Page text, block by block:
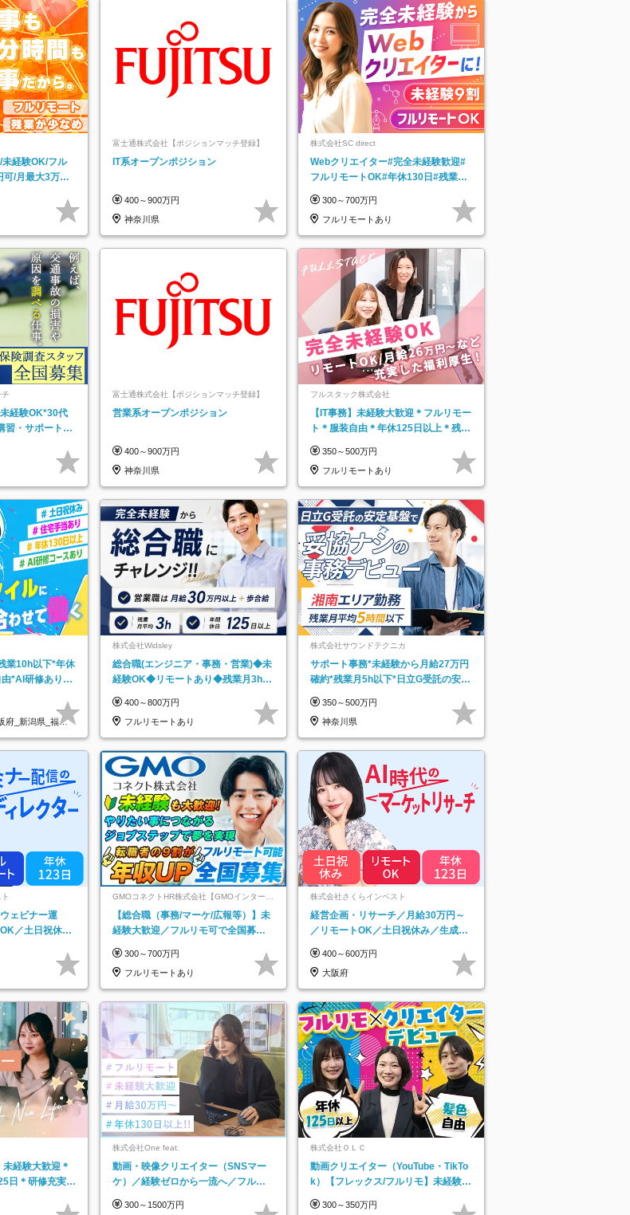
経験OK/フル
可/月最大3万の
富士通株式会社【ポジションマッチ登録】
IT系オープンポジション
400～900万円
神奈川県
株式会社SC direct
Webクリエイター#完全未経験歓迎#
フルリモートOK#年休130日#残業月
300～700万円
フルリモートあり
経験OK*30代
習・サポートあ
富士通株式会社【ポジションマッチ登録】
営業系オープンポジション
400～900万円
神奈川県
フルスタック株式会社
【IT事務】未経験大歓迎＊フルリモー
ト＊服装自由＊年休125日以上＊残業
350～500万円
フルリモートあり
業10h以下*年休
*AI研修あり*
府_新潟県_福岡
株式会社Widsley
総合職(エンジニア・事務・営業)◆未
経験OK◆リモートあり◆残業月3h◆
400～800万円
フルリモートあり
株式会社サウンドテクニカ
サポート事務*未経験から月給27万円
確約*残業月5h以下*日立G受託の安定
350～500万円
神奈川県
ェビナー運
／土日祝休み
GMOコネクトHR株式会社【GMOインターネ
ットグループ】
【総合職（事務/マーケ/広報等）】未
経験大歓迎／フルリモ可で全国募
★
300～700万円
フルリモートあり
株式会社さくらインベスト
経営企画・リサーチ／月給30万円～
／リモートOK／土日祝休み／生成AI
400～600万円
大阪府
未経験大歓迎＊
日＊研修充実＊
株式会社One feat.
動画・映像クリエイター（SNSマー
ケ）／経験ゼロから一流へ／フルリ
日以上
300～1500万円
株式会社ＯＬＣ
動画クリエイター（YouTube・TikTo
k）【フレックス/フルリモ】未経験O
300～350万円